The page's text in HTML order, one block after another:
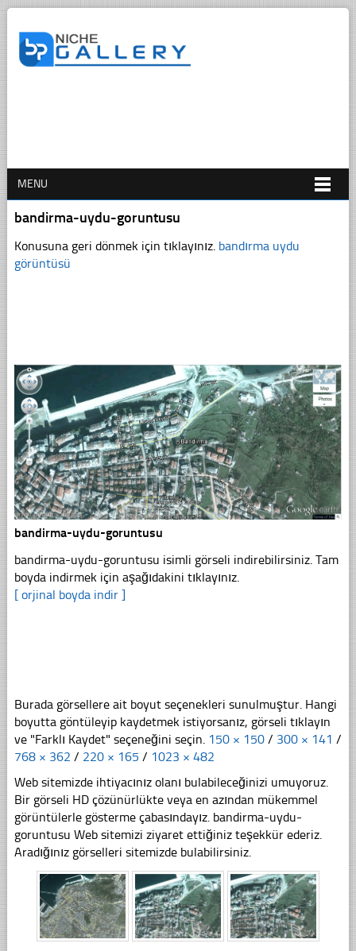
MENU
bandirma-uydu-goruntusu
Konusuna geri dönmek için tıklayınız. bandırma uydu
görüntüsü
bandirma-uydu-goruntusu
bandirma-uydu-goruntusu isimli görseli indirebilirsiniz. Tam
boyda indirmek için aşağıdakini tıklayınız.
[ orjinal boyda indir ]
Burada görsellere ait boyut seçenekleri sunulmuştur. Hangi
boyutta göntüleyip kaydetmek istiyorsanız, görseli tıklayın
ve "Farklı Kaydet" seçeneğini seçin. 150 × 150 / 300 × 141 /
768 × 362 / 220 × 165 / 1023 × 482
Web sitemizde ihtiyacınız olanı bulabileceğinizi umuyoruz.
Bir görseli HD çözünürlükte veya en azından mükemmel
görüntülerle gösterme çabasındayız. bandirma-uydu-
goruntusu Web sitemizi ziyaret ettiğiniz teşekkür ederiz.
Aradığınız görselleri sitemizde bulabilirsiniz.